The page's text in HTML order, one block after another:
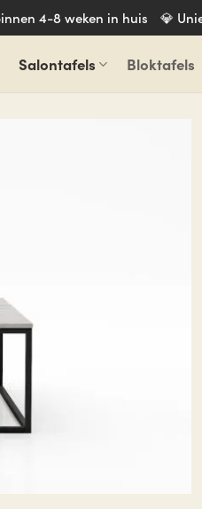
4-8 weken in huis 💎
Salontafels Bloktafels